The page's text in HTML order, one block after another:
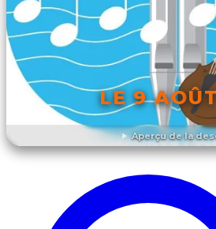
Aperçu de la
LE 9
DÉCOUVRIR